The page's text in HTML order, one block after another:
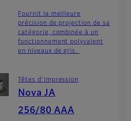
Fournit la meilleure
précision de projection de sa
catégorie, combinée à un
fonctionnement polyvalent
en niveaux de gris.
Têtes d’impression
Nova JA
256/80 AAA